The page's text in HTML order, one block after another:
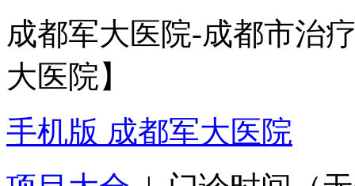
成都军大医院-成都市治
大医院】
手机版 成都军大医院